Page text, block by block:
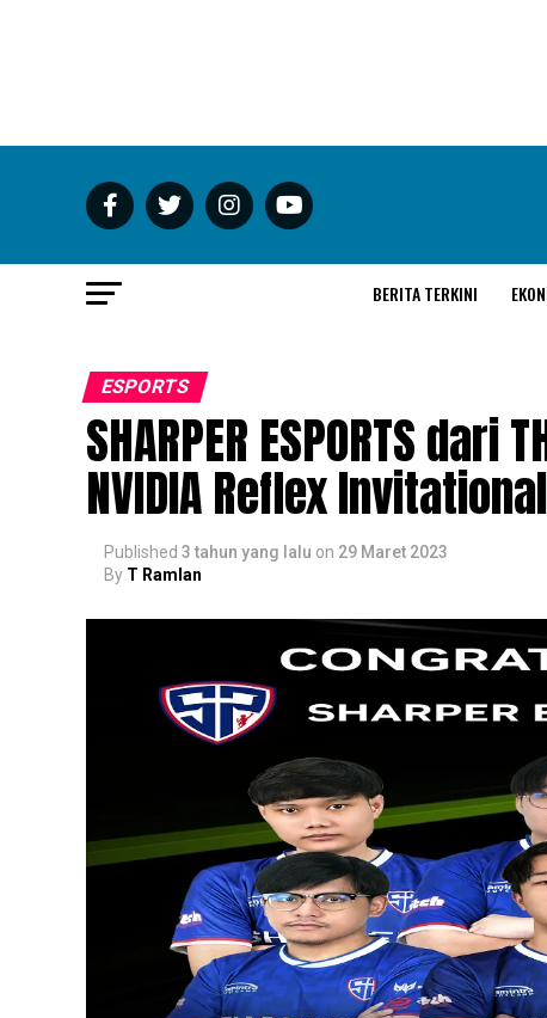
BERITA TERKINI
ESPORTS
SHARPER ESPORTS dari
NVIDIA Reflex
Published 3 tahun yang lalu on 29 Maret 2023
By T Ramlan